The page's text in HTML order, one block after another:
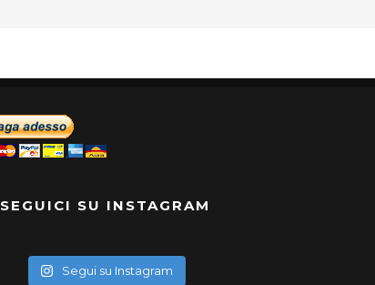
SEGUICI SU INSTAGRAM
Segui su Instagram